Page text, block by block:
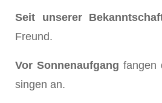
Seit unserer
Freund.
Vor Sonnenaufgang fangen
singen an.